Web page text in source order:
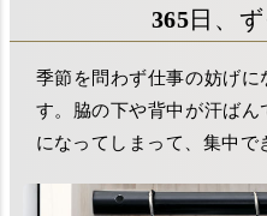
365日、ず
季節を問わず仕事の妨げ
す。脇の下や背中が汗ば
になってしまって、集中で